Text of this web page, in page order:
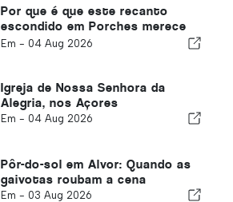
Por que é que este recanto
escondido em Porches merece
uma visita
Em - 04 Aug 2026
Igreja de Nossa Senhora da
Alegria, nos Açores
Em - 04 Aug 2026
Pôr-do-sol em Alvor: Quando as
gaivotas roubam a cena
Em - 03 Aug 2026